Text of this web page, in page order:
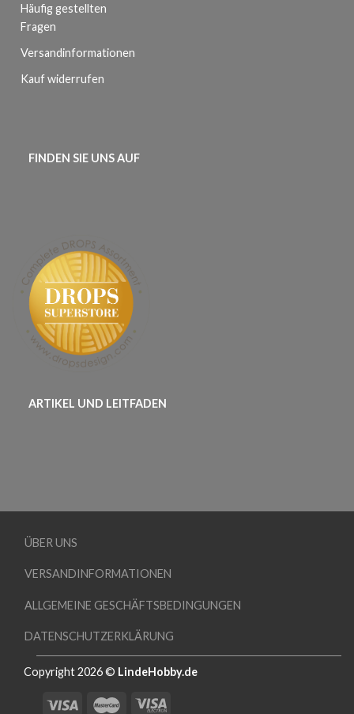
Häufig gestellten
Fragen
Versandinformationen
Kauf widerrufen
FINDEN SIE UNS AUF
ARTIKEL UND LEITFADEN
ÜBER UNS
VERSANDINFORMATIONEN
ALLGEMEINE GESCHÄFTSBEDINGUNGEN
DATENSCHUTZERKLÄRUNG
Copyright 2026 © LindeHobby.de